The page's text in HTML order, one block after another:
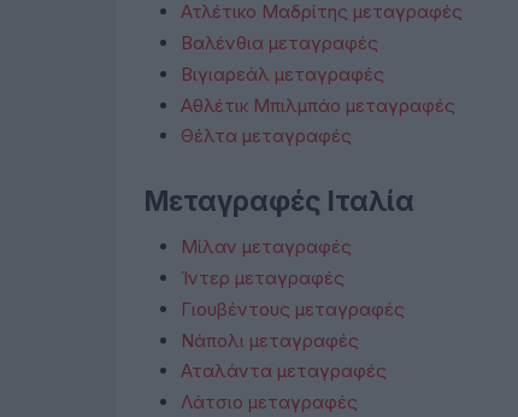
Ατλέτικο Μαδρίτης μεταγραφές
Βαλένθια μεταγραφές
Βιγιαρεάλ μεταγραφές
Αθλέτικ Μπιλμπάο μεταγραφές
Θέλτα μεταγραφές
Μεταγραφές Ιταλία
Μίλαν μεταγραφές
Ίντερ μεταγραφές
Γιουβέντους μεταγραφές
Νάπολι μεταγραφές
Αταλάντα μεταγραφές
Λάτσιο μεταγραφές